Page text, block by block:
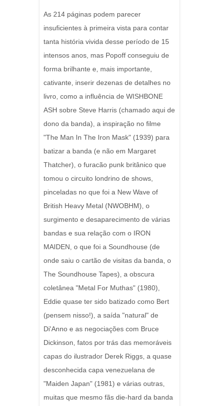
As 214 páginas podem parecer
insuficientes à primeira vista para contar
tanta história vivida desse período de 15
intensos anos, mas Popoff conseguiu de
forma brilhante e, mais importante,
cativante, inserir dezenas de detalhes no
livro, como a influência de WISHBONE
ASH sobre Steve Harris (chamado aqui de
dono da banda), a inspiração no filme
"The Man In The Iron Mask" (1939) para
batizar a banda (e não em Margaret
Thatcher), o furacão punk britânico que
tomou o circuito londrino de shows,
pinceladas no que foi a New Wave of
British Heavy Metal (NWOBHM), o
surgimento e desaparecimento de várias
bandas e sua relação com o IRON
MAIDEN, o que foi a Soundhouse (de
onde saiu o cartão de visitas da banda, o
The Soundhouse Tapes), a obscura
coletânea "Metal For Muthas" (1980),
Eddie quase ter sido batizado como Bert
(pensem nisso!), a saída "natural" de
Di'Anno e as negociações com Bruce
Dickinson, fatos por trás das memoráveis
capas do ilustrador Derek Riggs, a quase
desconhecida capa venezuelana de
"Maiden Japan" (1981) e várias outras,
muitas que mesmo fãs die-hard da banda